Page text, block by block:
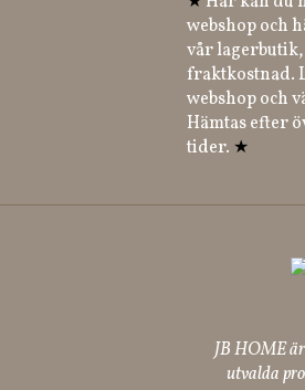
webshop och
vår
fraktkostnad.
webshop och
Hämtas efter
tider. ★
JB HOME
utvalda